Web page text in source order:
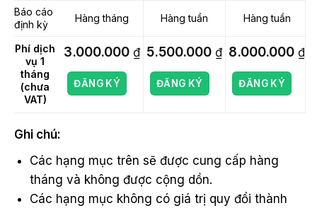
Báo cáo
định kỳ
Hàng tháng Hàng tuần Hàng tuần
Phí dịch
vụ 1
tháng
(chưa
VAT)
3.000.000 ₫
ĐĂNG KÝ
5.500.000 ₫
ĐĂNG KÝ
8.000.000 ₫
ĐĂNG KÝ
Ghi chú:
Các hạng mục trên sẽ được cung cấp hàng
tháng và không được cộng dồn.
Các hạng mục không có giá trị quy đổi thành